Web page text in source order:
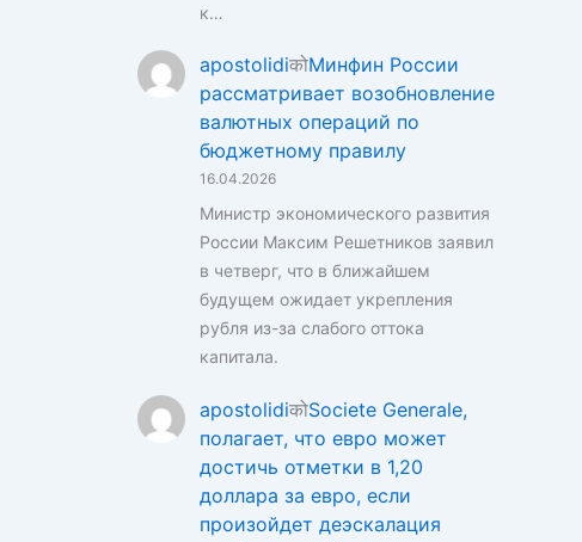
к…
apostolidiकोМинфин России
рассматривает возобновление
валютных операций по
бюджетному правилу
16.04.2026
Министр экономического развития
России Максим Решетников заявил
в четверг, что в ближайшем
будущем ожидает укрепления
рубля из-за слабого оттока
капитала.
apostolidiकोSociete Generale,
полагает, что евро может
достичь отметки в 1,20
доллара за евро, если
произойдет деэскалация